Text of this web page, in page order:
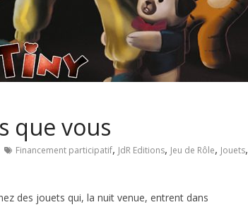
que vous
Financement participatif, JdR Editions, Jeu de Rôle, Jouets,
des jouets qui, la nuit venue, entrent dans